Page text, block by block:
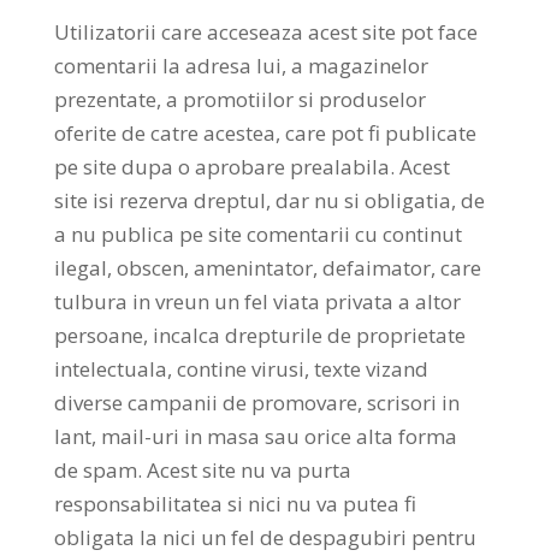
Utilizatorii care acceseaza acest site pot face
comentarii la adresa lui, a magazinelor
prezentate, a promotiilor si produselor
oferite de catre acestea, care pot fi publicate
pe site dupa o aprobare prealabila. Acest
site isi rezerva dreptul, dar nu si obligatia, de
a nu publica pe site comentarii cu continut
ilegal, obscen, amenintator, defaimator, care
tulbura in vreun un fel viata privata a altor
persoane, incalca drepturile de proprietate
intelectuala, contine virusi, texte vizand
diverse campanii de promovare, scrisori in
lant, mail-uri in masa sau orice alta forma
de spam. Acest site nu va purta
responsabilitatea si nici nu va putea fi
obligata la nici un fel de despagubiri pentru